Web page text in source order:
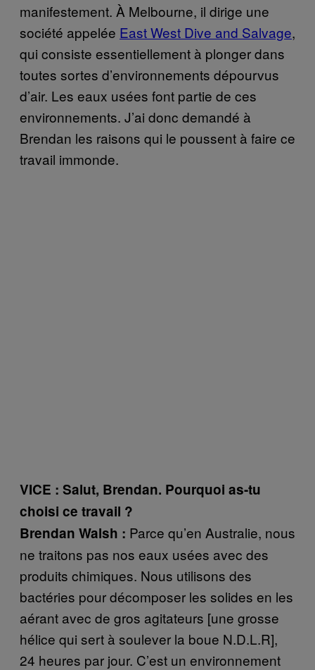
manifestement. À Melbourne, il dirige une
société appelée East West Dive and Salvage,
qui consiste essentiellement à plonger dans
toutes sortes d’environnements dépourvus
d’air. Les eaux usées font partie de ces
environnements. J’ai donc demandé à
Brendan les raisons qui le poussent à faire ce
travail immonde.
VICE : Salut, Brendan. Pourquoi as-tu
choisi ce travail ?
Brendan Walsh : Parce qu’en Australie, nous
ne traitons pas nos eaux usées avec des
produits chimiques. Nous utilisons des
bactéries pour décomposer les solides en les
aérant avec de gros agitateurs [une grosse
hélice qui sert à soulever la boue N.D.L.R],
24 heures par jour. C’est un environnement